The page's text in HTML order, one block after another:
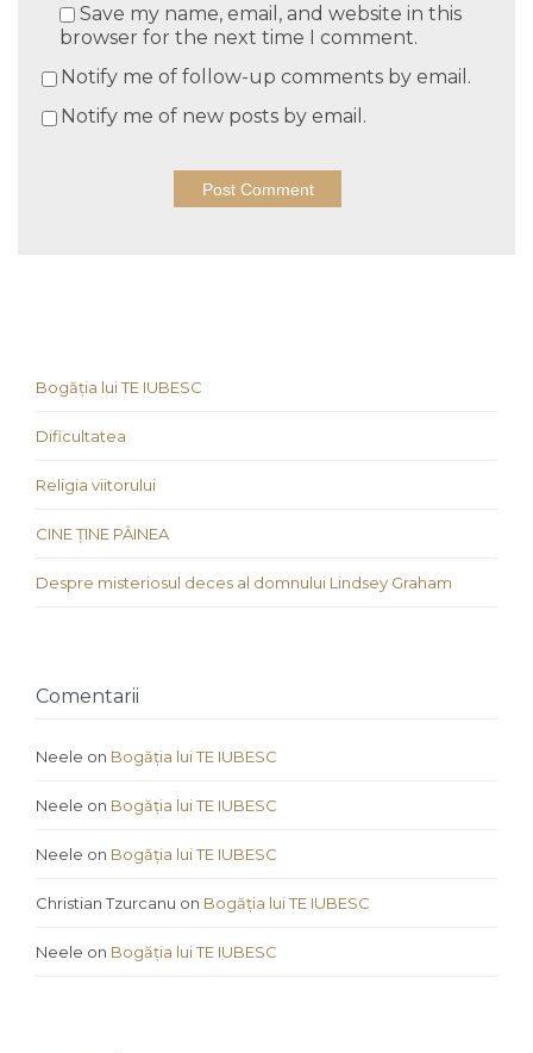
Save my name, email, and website in this
browser for the next time I comment.
Notify me of follow-up comments by email.
Notify me of new posts by email.
Bogăția lui TE IUBESC
Dificultatea
Religia viitorului
CINE ȚINE PÂINEA
Despre misteriosul deces al domnului Lindsey Graham
Comentarii
Neele on Bogăția lui TE IUBESC
Neele on Bogăția lui TE IUBESC
Neele on Bogăția lui TE IUBESC
Christian Tzurcanu on Bogăția lui TE IUBESC
Neele on Bogăția lui TE IUBESC